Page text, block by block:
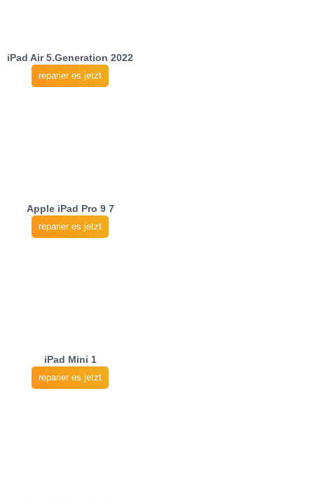
iPad Air 5.Generation 2022
reparier es jetzt
Apple iPad Pro 9 7
reparier es jetzt
iPad Mini 1
reparier es jetzt